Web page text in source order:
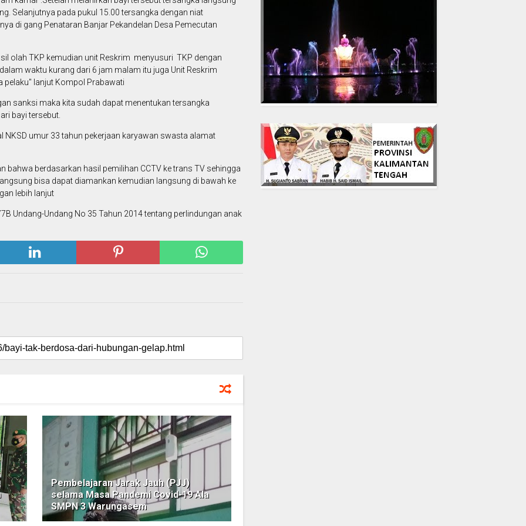
Selanjutnya pada pukul 15.00 tersangka dengan niat
di gang Penataran Banjar Pekandelan Desa Pemecutan
olah TKP kemudian unit Reskrim menyusuri TKP dengan
waktu kurang dari 6 jam malam itu juga Unit Reskrim
pelaku" lanjut Kompol Prabawati
sanksi maka kita sudah dapat menentukan tersangka
bayi tersebut.
NKSD umur 33 tahun pekerjaan karyawan swasta alamat
berdasarkan hasil pemilihan CCTV ke trans TV sehingga
bisa dapat diamankan kemudian langsung di bawah ke
lebih lanjut
Undang-Undang No 35 Tahun 2014 tentang perlindungan anak
Pembelajaran Jarak Jauh (PJJ)
selama Masa Pandemi Covid-19 Ala
SMPN 3 Warungasem